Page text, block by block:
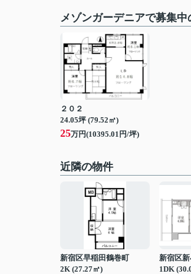
メゾンガーデニアで募集中
２０２
24.05坪 (79.52㎡)
25万円(10395.01円/坪)
近隣の物件
新宿区早稲田鶴巻町
2K (27.27㎡)
新宿区
1DK